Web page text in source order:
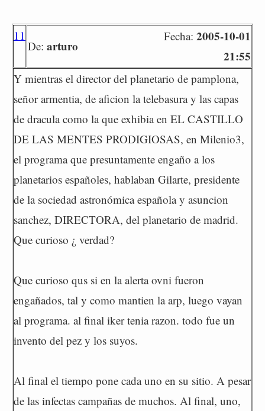
11
De: arturo
Fecha: 2005-10-01
21:55
Y mientras el director del planetario de pamplona,
señor armentia, de aficion la telebasura y las capas
de dracula como la que exhibia en EL CASTILLO
DE LAS MENTES PRODIGIOSAS, en Milenio3,
el programa que presuntamente engaño a los
planetarios españoles, hablaban Gilarte, presidente
de la sociedad astronómica española y asuncion
sanchez, DIRECTORA, del planetario de madrid.
Que curioso ¿ verdad?
Que curioso qus si en la alerta ovni fueron
engañados, tal y como mantien la arp, luego vayan
al programa. al final iker tenia razon. todo fue un
invento del pez y los suyos.
Al final el tiempo pone cada uno en su sitio. A pesar
de las infectas campañas de muchos. Al final, uno,